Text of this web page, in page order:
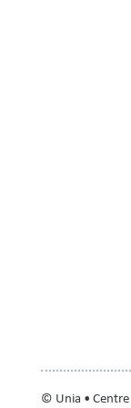
© Unia • Centre